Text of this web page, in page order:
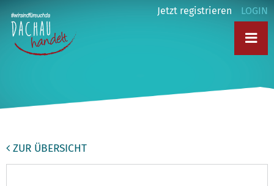
Jetzt registrieren LOGIN
ZUR ÜBERSICHT